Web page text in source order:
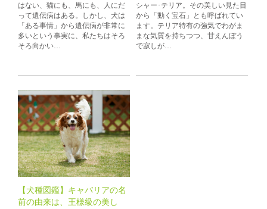
はない、猫にも、馬にも、人にだ
って遺伝病はある。しかし、犬は
「ある事情」から遺伝病が非常に
多いという事実に、私たちはそろ
そろ向かい…
シャー･テリア。その美しい見た目
から「動く宝石」とも呼ばれてい
ます。テリア特有の強気でわがま
まな気質を持ちつつ、甘えんぼう
で寂しが…
【犬種図鑑】キャバリアの名
前の由来は、王様級の美し